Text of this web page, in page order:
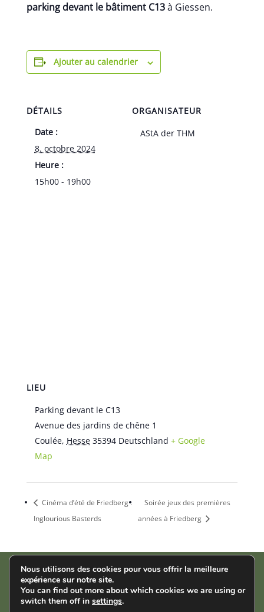
parking devant le bâtiment C13à Giessen.
Ajouter au calendrier
DÉTAILS
Date :
8. octobre 2024
Heure :
15h00 - 19h00
ORGANISATEUR
AStA der THM
LIEU
Parking devant le C13
Avenue des jardins de chêne 1
Coulée, Hesse 35394 Deutschland + Google
Map
Cinéma d’été de Friedberg :
Inglourious Basterds
Soirée jeux des premières
années à Friedberg
AStA der THM | Wiesenstr. 14 | 35390 Gießen |
Datenschutz
Nous utilisons des cookies pour vous offrir la meilleure
expérience sur notre site.
You can find out more about which cookies we are using or
switch them off in settings.